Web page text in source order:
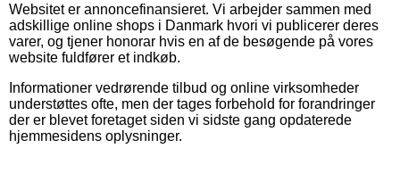
Websitet er annoncefinansieret. Vi arbejder sammen med
adskillige online shops i Danmark hvori vi publicerer deres
varer, og tjener honorar hvis en af de besøgende på vores
website fuldfører et indkøb.
Informationer vedrørende tilbud og online virksomheder
understøttes ofte, men der tages forbehold for forandringer
der er blevet foretaget siden vi sidste gang opdaterede
hjemmesidens oplysninger.